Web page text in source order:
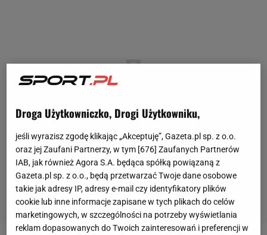
Droga Użytkowniczko, Drogi Użytkowniku,
jeśli wyrazisz zgodę klikając „Akceptuję”, Gazeta.pl sp. z o.o.
oraz jej Zaufani Partnerzy, w tym [676] Zaufanych Partnerów
IAB, jak również Agora S.A. będąca spółką powiązaną z
Gazeta.pl sp. z o.o., będą przetwarzać Twoje dane osobowe
takie jak adresy IP, adresy e-mail czy identyfikatory plików
cookie lub inne informacje zapisane w tych plikach do celów
marketingowych, w szczególności na potrzeby wyświetlania
reklam dopasowanych do Twoich zainteresowań i preferencji w